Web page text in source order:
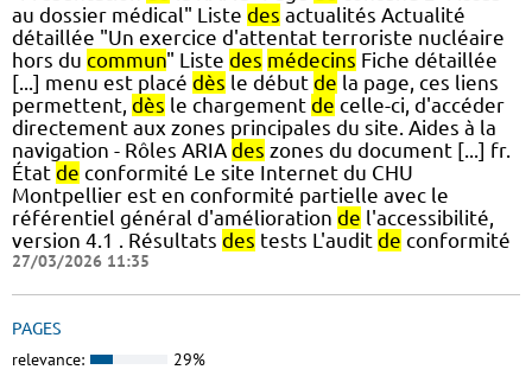
au dossier médical" Liste des actualités Actualité
détaillée "Un exercice d'attentat terroriste nucléaire
hors du commun" Liste des médecins Fiche détaillée
[...] menu est placé dès le début de la page, ces liens
permettent, dès le chargement de celle-ci, d'accéder
directement aux zones principales du site. Aides à la
navigation - Rôles ARIA des zones du document [...] fr.
État de conformité Le site Internet du CHU
Montpellier est en conformité partielle avec le
référentiel général d'amélioration de l'accessibilité,
version 4.1 . Résultats des tests L'audit de conformité
27/03/2026 11:35
PAGES
relevance: 29%